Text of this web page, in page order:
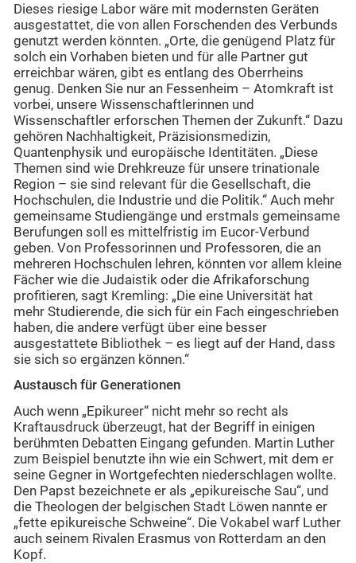
Dieses riesige Labor wäre mit modernsten Geräten
ausgestattet, die von allen Forschenden des Verbunds
genutzt werden könnten. „Orte, die genügend Platz für
solch ein Vorhaben bieten und für alle Partner gut
erreichbar wären, gibt es entlang des Oberrheins
genug. Denken Sie nur an Fessenheim – Atomkraft ist
vorbei, unsere Wissenschaftlerinnen und
Wissenschaftler erforschen Themen der Zukunft.“ Dazu
gehören Nachhaltigkeit, Präzisionsmedizin,
Quantenphysik und europäische Identitäten. „Diese
Themen sind wie Drehkreuze für unsere trinationale
Region – sie sind relevant für die Gesellschaft, die
Hochschulen, die Industrie und die Politik.“ Auch mehr
gemeinsame Studiengänge und erstmals gemeinsame
Berufungen soll es mittelfristig im Eucor-Verbund
geben. Von Professorinnen und Professoren, die an
mehreren Hochschulen lehren, könnten vor allem kleine
Fächer wie die Judaistik oder die Afrikaforschung
profitieren, sagt Kremling: „Die eine Universität hat
mehr Studierende, die sich für ein Fach eingeschrieben
haben, die andere verfügt über eine besser
ausgestattete Bibliothek – es liegt auf der Hand, dass
sie sich so ergänzen können.“
Austausch für Generationen
Auch wenn „Epikureer“ nicht mehr so recht als
Kraftausdruck überzeugt, hat der Begriff in einigen
berühmten Debatten Eingang gefunden. Martin Luther
zum Beispiel benutzte ihn wie ein Schwert, mit dem er
seine Gegner in Wortgefechten niederschlagen wollte.
Den Papst bezeichnete er als „epikureische Sau“, und
die Theologen der belgischen Stadt Löwen nannte er
„fette epikureische Schweine“. Die Vokabel warf Luther
auch seinem Rivalen Erasmus von Rotterdam an den
Kopf.